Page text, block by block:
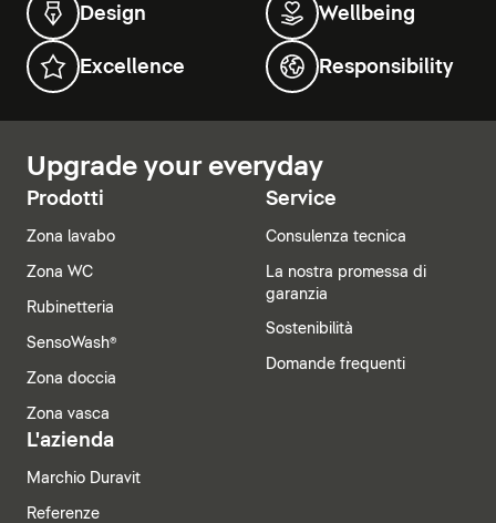
Design Wellbeing
Excellence Responsibility
Upgrade your everyday
Prodotti
Zona lavabo
Zona WC
Rubinetteria
SensoWash®
Zona doccia
Zona vasca
Service
Consulenza tecnica
La nostra promessa di
garanzia
Sostenibilità
Domande frequenti
L'azienda
Marchio Duravit
Referenze